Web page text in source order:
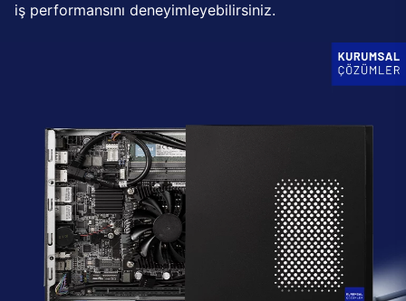
iş performansını deneyimleyebilirsiniz.